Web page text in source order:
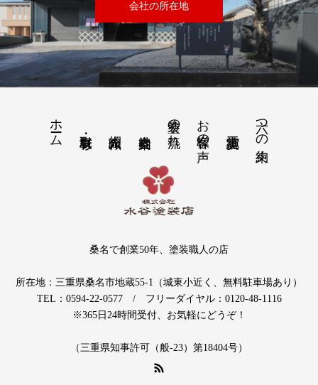
会社の所在地
六つの約束
お客様の声
塗装の流れ
ホーム
桑名で創業50年、塗装職人の店
所在地：三重県桑名市地蔵55-1（城東小近く、無料駐車場あり）
TEL：0594-22-0577 / フリーダイヤル：0120-48-1116
※365日24時間受付、お気軽にどうぞ！
（三重県知事許可（般-23）第18404号）